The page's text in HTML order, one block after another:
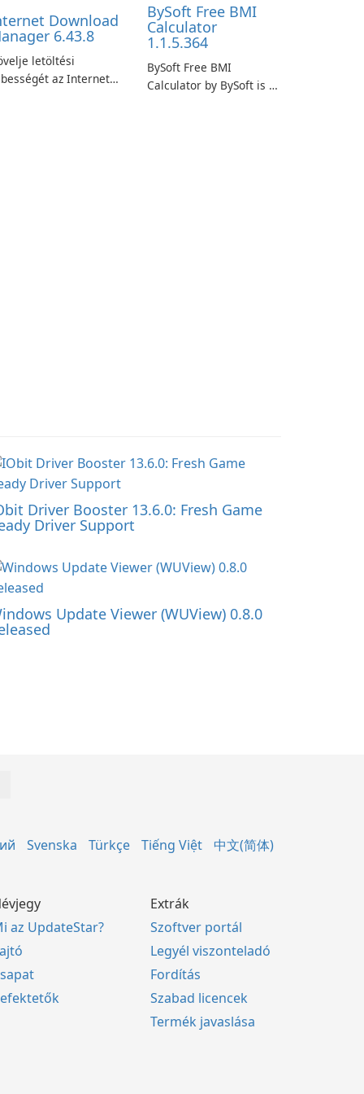
Download
6.43.8
letöltési
az Internet
BySoft Free BMI
Calculator
1.1.5.364
BySoft Free BMI
Calculator by BySoft is a
Driver Booster 13.6.0: Fresh Game
Driver Support
Update Viewer (WUView) 0.8.0
Svenska Türkçe Tiếng Việt 中文(简体)
az UpdateStar?
Extrák
Szoftver portál
Legyél viszonteladó
Fordítás
Szabad licencek
Termék javaslása